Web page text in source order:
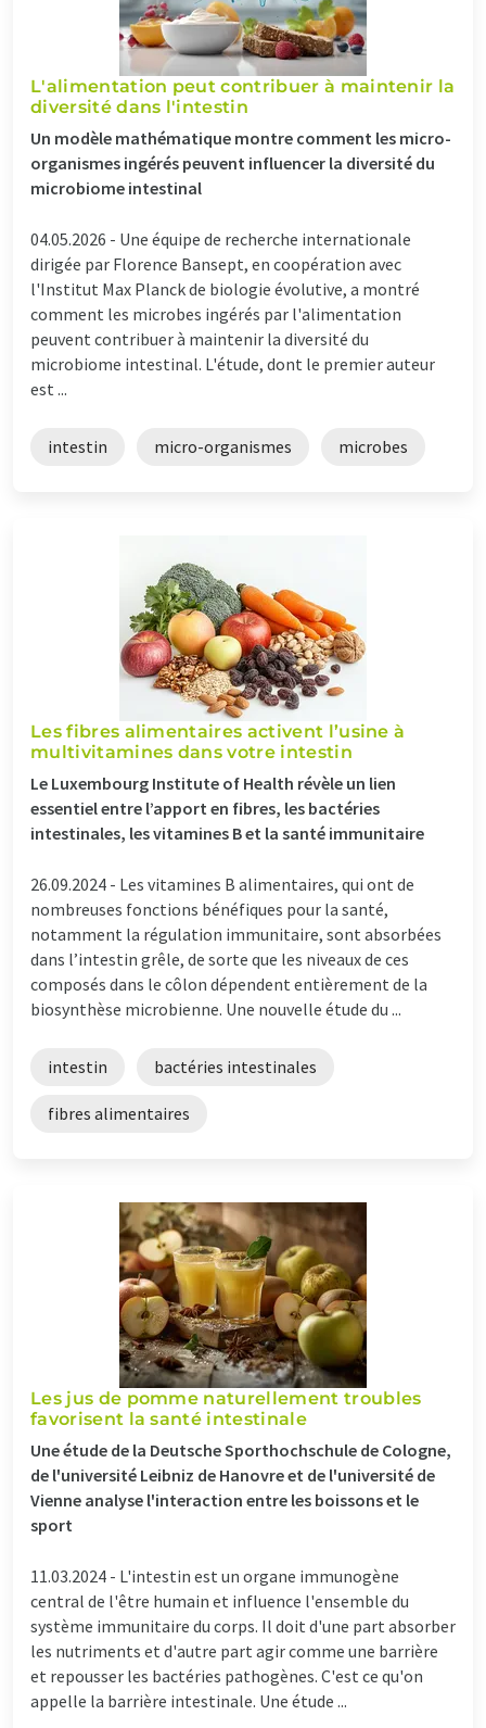
L'alimentation peut contribuer à maintenir la
diversité dans l'intestin
Un modèle mathématique montre comment les micro-
organismes ingérés peuvent influencer la diversité du
microbiome intestinal
04.05.2026 - Une équipe de recherche internationale
dirigée par Florence Bansept, en coopération avec
l'Institut Max Planck de biologie évolutive, a montré
comment les microbes ingérés par l'alimentation
peuvent contribuer à maintenir la diversité du
microbiome intestinal. L'étude, dont le premier auteur
est ...
intestin micro-organismes microbes
Les fibres alimentaires activent l’usine à
multivitamines dans votre intestin
Le Luxembourg Institute of Health révèle un lien
essentiel entre l’apport en fibres, les bactéries
intestinales, les vitamines B et la santé immunitaire
26.09.2024 - Les vitamines B alimentaires, qui ont de
nombreuses fonctions bénéfiques pour la santé,
notamment la régulation immunitaire, sont absorbées
dans l’intestin grêle, de sorte que les niveaux de ces
composés dans le côlon dépendent entièrement de la
biosynthèse microbienne. Une nouvelle étude du ...
intestin bactéries intestinales
fibres alimentaires
Les jus de pomme naturellement troubles
favorisent la santé intestinale
Une étude de la Deutsche Sporthochschule de Cologne,
de l'université Leibniz de Hanovre et de l'université de
Vienne analyse l'interaction entre les boissons et le
sport
11.03.2024 - L'intestin est un organe immunogène
central de l'être humain et influence l'ensemble du
système immunitaire du corps. Il doit d'une part absorber
les nutriments et d'autre part agir comme une barrière
et repousser les bactéries pathogènes. C'est ce qu'on
appelle la barrière intestinale. Une étude ...